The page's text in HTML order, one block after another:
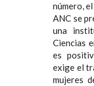
número,
ANC se
una
Ciencias
es
exige el
mujeres